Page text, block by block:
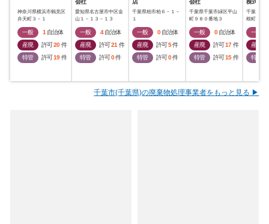
神奈川県横浜市鶴見区
弁天町３－１
一般 1 自治体
産廃
許可20 件
特管
許可19 件
会社
愛知県名古屋市中区金
山１－１３－１３
一般 4 自治体
産廃
許可21 件
特管
許可0件
店
千葉県柏市柏６－１－
１
一般 0 自治体
産廃
許可5件
特管
許可0件
会社
千葉県千葉市緑区平山
町９８０番地３
一般 0 自治体
産廃
許可17 件
特管
許可15 件
株式会社
千葉県千
根町１０
一般
産廃
特管
千葉市(千葉県)の廃棄物処理事業者をもっと見る ▶